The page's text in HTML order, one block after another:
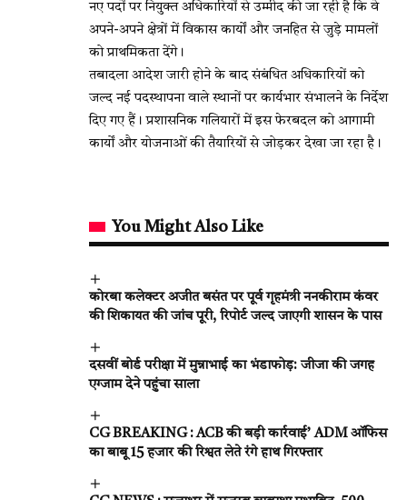
नए पदों पर नियुक्त अधिकारियों से उम्मीद की जा रही है कि वे
अपने-अपने क्षेत्रों में विकास कार्यों और जनहित से जुड़े मामलों
को प्राथमिकता देंगे।
तबादला आदेश जारी होने के बाद संबंधित अधिकारियों को
जल्द नई पदस्थापना वाले स्थानों पर कार्यभार संभालने के निर्देश
दिए गए हैं। प्रशासनिक गलियारों में इस फेरबदल को आगामी
कार्यों और योजनाओं की तैयारियों से जोड़कर देखा जा रहा है।
You Might Also Like
कोरबा कलेक्टर अजीत बसंत पर पूर्व गृहमंत्री ननकीराम कंवर
की शिकायत की जांच पूरी, रिपोर्ट जल्द जाएगी शासन के पास
दसवीं बोर्ड परीक्षा में मुन्नाभाई का भंडाफोड़: जीजा की जगह
एग्जाम देने पहुंचा साला
CG BREAKING : ACB की बड़ी कार्रवाई’ ADM ऑफिस
का बाबू 15 हजार की रिश्वत लेते रंगे हाथ गिरफ्तार